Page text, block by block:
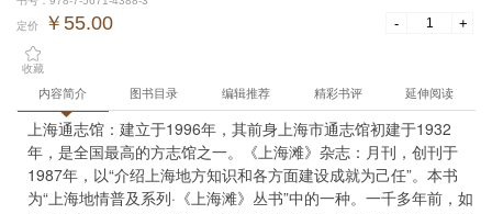
定价 ￥55.00 - +
收藏
内容简介 图书目录 编辑推荐 精彩书评 延伸阅读
上海通志馆：建立于1996年，其前身上海市通志馆初建于1932
年，是全国最高的方志馆之一。《上海滩》杂志：月刊，创刊于
1987年，以“介绍上海地方知识和各方面建设成就为己任”。本书
为“上海地情普及系列·《上海滩》丛书”中的一种。一千多年前，如